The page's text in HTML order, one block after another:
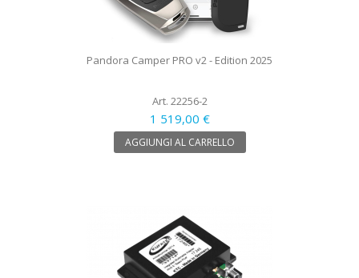
Pandora Camper PRO v2 - Edition 2025
Art. 22256-2
1 519,00 €
AGGIUNGI AL CARRELLO